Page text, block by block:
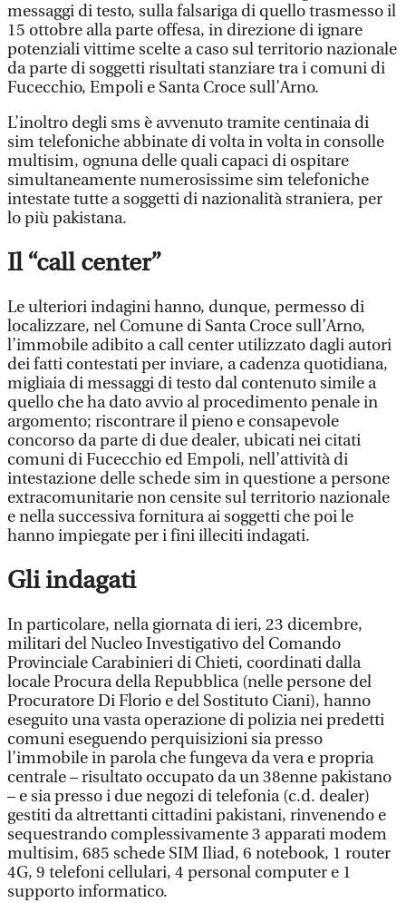
messaggi di testo, sulla falsariga di quello trasmesso il
15 ottobre alla parte offesa, in direzione di ignare
potenziali vittime scelte a caso sul territorio nazionale
da parte di soggetti risultati stanziare tra i comuni di
Fucecchio, Empoli e Santa Croce sull’Arno.
L’inoltro degli sms è avvenuto tramite centinaia di
sim telefoniche abbinate di volta in volta in consolle
multisim, ognuna delle quali capaci di ospitare
simultaneamente numerosissime sim telefoniche
intestate tutte a soggetti di nazionalità straniera, per
lo più pakistana.
Il “call center”
Le ulteriori indagini hanno, dunque, permesso di
localizzare, nel Comune di Santa Croce sull’Arno,
l’immobile adibito a call center utilizzato dagli autori
dei fatti contestati per inviare, a cadenza quotidiana,
migliaia di messaggi di testo dal contenuto simile a
quello che ha dato avvio al procedimento penale in
argomento; riscontrare il pieno e consapevole
concorso da parte di due dealer, ubicati nei citati
comuni di Fucecchio ed Empoli, nell’attività di
intestazione delle schede sim in questione a persone
extracomunitarie non censite sul territorio nazionale
e nella successiva fornitura ai soggetti che poi le
hanno impiegate per i fini illeciti indagati.
Gli indagati
In particolare, nella giornata di ieri, 23 dicembre,
militari del Nucleo Investigativo del Comando
Provinciale Carabinieri di Chieti, coordinati dalla
locale Procura della Repubblica (nelle persone del
Procuratore Di Florio e del Sostituto Ciani), hanno
eseguito una vasta operazione di polizia nei predetti
comuni eseguendo perquisizioni sia presso
l’immobile in parola che fungeva da vera e propria
centrale – risultato occupato da un 38enne pakistano
– e sia presso i due negozi di telefonia (c.d. dealer)
gestiti da altrettanti cittadini pakistani, rinvenendo e
sequestrando complessivamente 3 apparati modem
multisim, 685 schede SIM Iliad, 6 notebook, 1 router
4G, 9 telefoni cellulari, 4 personal computer e 1
supporto informatico.